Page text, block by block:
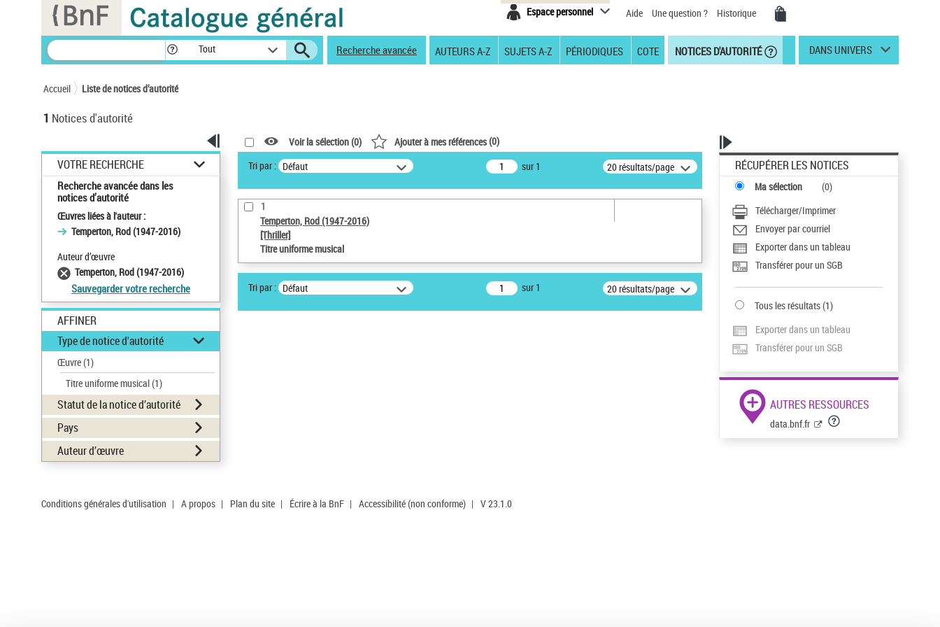
Espace personnel Aide Une question ? Historique
Tout Recherche avancée AUTEURS A-Z SUJETS A-Z PÉRIODIQUES COTE NOTICES D'AUTORITÉ DANS UNIVERS
Accueil Liste de notices d’autorité
1 Notices d'autorité
VOTRE RECHERCHE
Recherche avancée dans les
notices d’autorité
Œuvres liées à l'auteur :
Temperton, Rod (1947-2016)
Auteur d’œuvre
Temperton, Rod (1947-2016)
Sauvegarder votre recherche
AFFINER
Type de notice d'autorité
Œuvre(1)
Titre uniforme musical(1)
Statut de la notice d’autorité
Pays
Auteur d’œuvre
Voir la sélection (0) Ajouter à mes références(0)
Tri par : Défaut sur 1 20 résultats/page
1
Temperton, Rod (1947-2016)
[Thriller]
Titre uniforme musical
Tri par : Défaut sur 1 20 résultats/page
RÉCUPÉRER LES NOTICES
Ma sélection (0)
Télécharger/Imprimer
Envoyer par courriel
Exporter dans un tableau
Transférer pour un SGB
Tous les résultats(1)
Exporter dans un tableau
Transférer pour un SGB
AUTRES RESSOURCES
data.bnf.fr
Conditions générales d'utilisation | A propos | Plan du site | Écrire à la BnF | Accessibilité (non conforme) | V 23.1.0
Panneau de gestion des cookies